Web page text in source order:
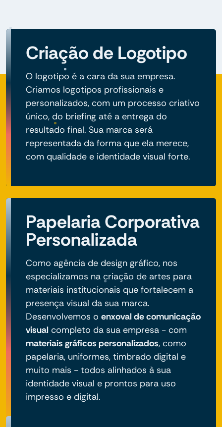
Criação de Logotipo
O logotipo é a cara da sua empresa.
Criamos logotipos profissionais e
personalizados, com um processo criativo
único, do briefing até a entrega do
resultado final. Sua marca será
representada da forma que ela merece,
com qualidade e identidade visual forte.
Papelaria Corporativa
Personalizada
Como agência de design gráfico, nos
especializamos na criação de artes para
materiais institucionais que fortalecem a
presença visual da sua marca.
Desenvolvemos o enxoval de comunicação
visual completo da sua empresa - com
materiais gráficos personalizados, como
papelaria, uniformes, timbrado digital e
muito mais - todos alinhados à sua
identidade visual e prontos para uso
impresso e digital.